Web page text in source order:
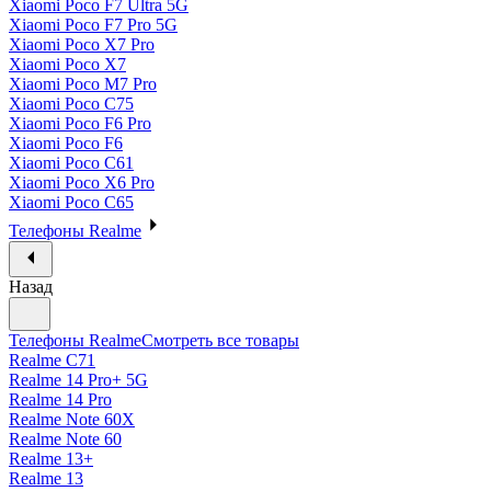
Xiaomi Poco F7 Ultra 5G
Xiaomi Poco F7 Pro 5G
Xiaomi Poco X7 Pro
Xiaomi Poco X7
Xiaomi Poco M7 Pro
Xiaomi Poco C75
Xiaomi Poco F6 Pro
Xiaomi Poco F6
Xiaomi Poco C61
Xiaomi Poco X6 Pro
Xiaomi Poco C65
Телефоны Realme
Назад
Телефоны RealmeСмотреть все товары
Realme C71
Realme 14 Pro+ 5G
Realme 14 Pro
Realme Note 60X
Realme Note 60
Realme 13+
Realme 13